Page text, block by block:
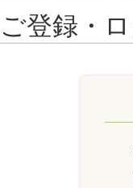
ご登録・